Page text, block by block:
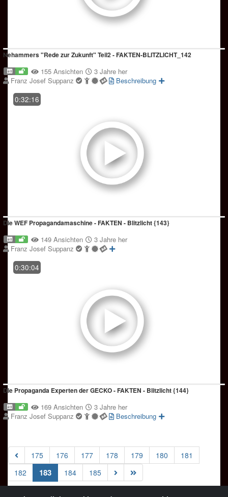
Nehammers "Rede zur Zukunft" Teil2 - FAKTEN-BLITZLICHT_142
155 Ansichten
3 Jahre her
Franz Josef Suppanz
Beschreibung
0:32:16
Die WEF Propagandamaschine - FAKTEN - Blitzlicht {143}
149 Ansichten
3 Jahre her
Franz Josef Suppanz
0:30:04
Die Propaganda Experten der GECKO - FAKTEN - Blitzlicht {144}
169 Ansichten
3 Jahre her
Franz Josef Suppanz
Beschreibung
175 176 177 178 179 180
181
182
183(current)
184 185